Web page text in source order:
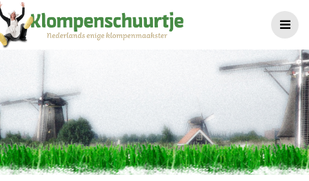
naar
de
Tulp wit blauw op voet